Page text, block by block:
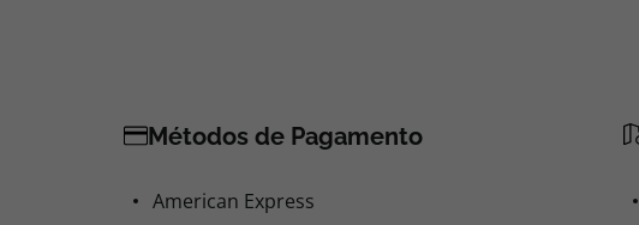
Métodos de Pagamento
American Express